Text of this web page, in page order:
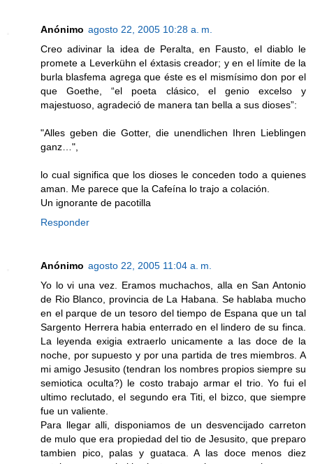
Anónimo agosto 22, 2005 10:28 a. m.
Creo adivinar la idea de Peralta, en Fausto, el diablo le
promete a Leverkühn el éxtasis creador; y en el límite de la
burla blasfema agrega que éste es el mismísimo don por el
que Goethe, “el poeta clásico, el genio excelso y
majestuoso, agradeció de manera tan bella a sus dioses”:
"Alles geben die Gotter, die unendlichen Ihren Lieblingen
ganz…",
lo cual significa que los dioses le conceden todo a quienes
aman. Me parece que la Cafeína lo trajo a colación.
Un ignorante de pacotilla
Responder
Anónimo agosto 22, 2005 11:04 a. m.
Yo lo vi una vez. Eramos muchachos, alla en San Antonio
de Rio Blanco, provincia de La Habana. Se hablaba mucho
en el parque de un tesoro del tiempo de Espana que un tal
Sargento Herrera habia enterrado en el lindero de su finca.
La leyenda exigia extraerlo unicamente a las doce de la
noche, por supuesto y por una partida de tres miembros. A
mi amigo Jesusito (tendran los nombres propios siempre su
semiotica oculta?) le costo trabajo armar el trio. Yo fui el
ultimo reclutado, el segundo era Titi, el bizco, que siempre
fue un valiente.
Para llegar alli, disponiamos de un desvencijado carreton
de mulo que era propiedad del tio de Jesusito, que preparo
tambien pico, palas y guataca. A las doce menos diez